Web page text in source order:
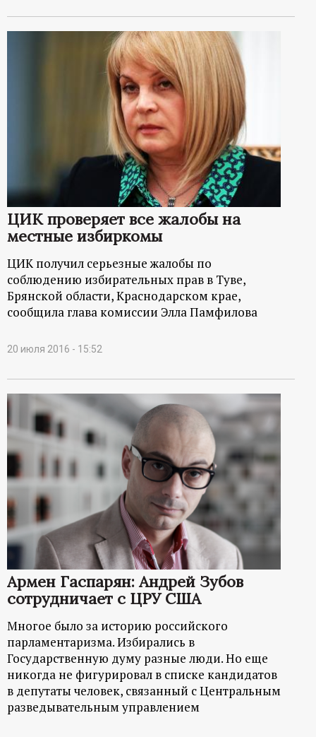
ЦИК проверяет все жалобы на
местные избиркомы
ЦИК получил серьезные жалобы по
соблюдению избирательных прав в Туве,
Брянской области, Краснодарском крае,
сообщила глава комиссии Элла Памфилова
20 июля 2016 - 15:52
Армен Гаспарян: Андрей Зубов
сотрудничает с ЦРУ США
Многое было за историю российского
парламентаризма. Избирались в
Государственную думу разные люди. Но еще
никогда не фигурировал в списке кандидатов
в депутаты человек, связанный с Центральным
разведывательным управлением